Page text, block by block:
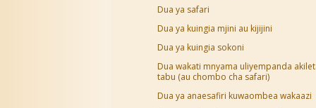
Dua ya safari
Dua ya kuingia mjini au kijijini
Dua ya kuingia sokoni
Dua wakati mnyama uliyempanda
tabu (au chombo cha safari)
Dua ya anaesafiri kuwaombea wakaazi